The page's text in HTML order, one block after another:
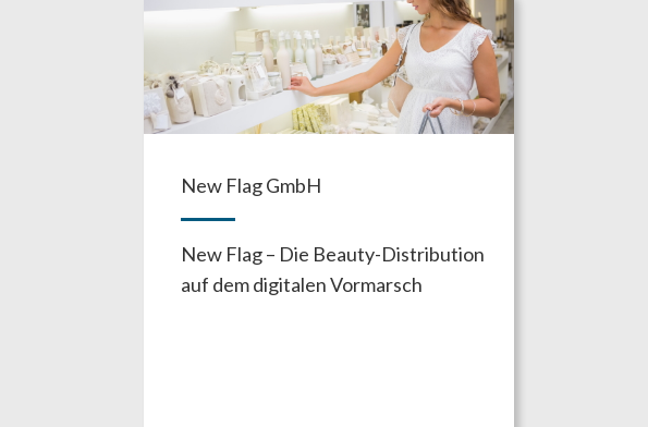
New Flag GmbH
New Flag – Die Beauty-Distribution
auf dem digitalen Vormarsch